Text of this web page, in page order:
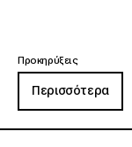
Προκηρύξεις
Περισσότερα